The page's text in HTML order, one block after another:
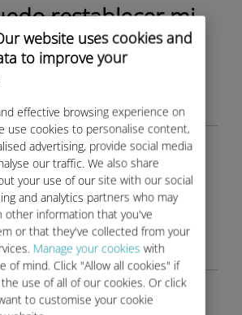
website uses cookies and
to improve your
effective browsing experience on
use cookies to personalise content,
advertising, provide social media
our traffic. We also share
your use of our site with our social
and analytics partners who may
other information that you've
or that they've collected from your
Manage your cookies with
of mind. Click "Allow all cookies" if
use of all of our cookies. Or click
to customise your cookie
restablecer mi
de Ubigi para mi
500 desde mi
restablecer mi
de Ubigi para mi
Ducato desde mi
el punto